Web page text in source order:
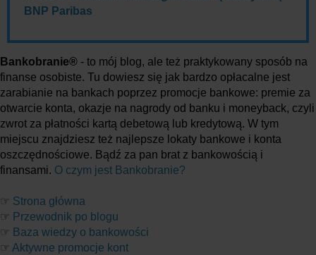
BNP Paribas
Bankobranie® - to mój blog, ale też praktykowany sposób na
finanse osobiste. Tu dowiesz się jak bardzo opłacalne jest
zarabianie na bankach poprzez promocje bankowe: premie za
otwarcie konta, okazje na nagrody od banku i moneyback, czyli
zwrot za płatności kartą debetową lub kredytową. W tym
miejscu znajdziesz też najlepsze lokaty bankowe i konta
oszczędnościowe. Bądź za pan brat z bankowością i
finansami. O czym jest Bankobranie?
☞ Strona główna
☞ Przewodnik po blogu
☞ Baza wiedzy o bankowości
☞ Aktywne promocje kont